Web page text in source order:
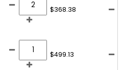
$368.38
$499.13